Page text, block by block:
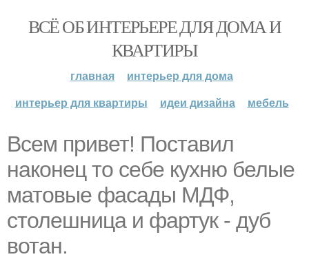
ВСЁ ОБ ИНТЕРЬЕРЕ ДЛЯ ДОМА И
КВАРТИРЫ
главная
интерьер для дома
интерьер для квартиры
идеи дизайна мебель
Всем привет! Поставил
наконец то себе кухню белые
матовые фасады МДФ,
столешница и фартук - дуб
вотан.